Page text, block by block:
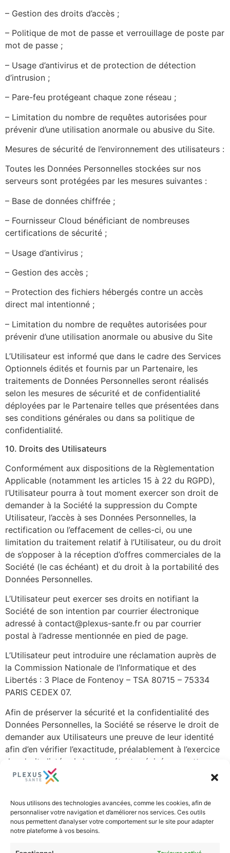
Nous utilisons des technologies avancées, comme les cookies, afin de
personnaliser votre navigation et d’améliorer nos services. Ces outils
nous permettent d’analyser votre comportement sur le site pour adapter
notre plateforme à vos besoins.
– Gestion des droits d’accès ;
– Politique de mot de passe et verrouillage de poste par
mot de passe ;
– Usage d’antivirus et de protection de détection
d’intrusion ;
– Pare-feu protégeant chaque zone réseau ;
– Limitation du nombre de requêtes autorisées pour
prévenir d’une utilisation anormale ou abusive du Site.
Mesures de sécurité de l’environnement des utilisateurs :
Toutes les Données Personnelles stockées sur nos
serveurs sont protégées par les mesures suivantes :
– Base de données chiffrée ;
– Fournisseur Cloud bénéficiant de nombreuses
certifications de sécurité ;
– Usage d’antivirus ;
– Gestion des accès ;
– Protection des fichiers hébergés contre un accès
direct mal intentionné ;
– Limitation du nombre de requêtes autorisées pour
prévenir d’une utilisation anormale ou abusive du Site
L’Utilisateur est informé que dans le cadre des Services
Optionnels édités et fournis par un Partenaire, les
traitements de Données Personnelles seront réalisés
selon les mesures de sécurité et de confidentialité
déployées par le Partenaire telles que présentées dans
ses conditions générales ou dans sa politique de
confidentialité.
10. Droits des Utilisateurs
Conformément aux dispositions de la Règlementation
Applicable (notamment les articles 15 à 22 du RGPD),
l’Utilisateur pourra à tout moment exercer son droit de
demander à la Société la suppression du Compte
Utilisateur, l’accès à ses Données Personnelles, la
rectification ou l’effacement de celles-ci, ou une
limitation du traitement relatif à l’Utilisateur, ou du droit
de s’opposer à la réception d’offres commerciales de la
Société (le cas échéant) et du droit à la portabilité des
Données Personnelles.
L’Utilisateur peut exercer ses droits en notifiant la
Société de son intention par courrier électronique
adressé à contact@plexus-sante.fr ou par courrier
postal à l’adresse mentionnée en pied de page.
L’Utilisateur peut introduire une réclamation auprès de
la Commission Nationale de l’Informatique et des
Libertés : 3 Place de Fontenoy – TSA 80715 – 75334
PARIS CEDEX 07.
Afin de préserver la sécurité et la confidentialité des
Données Personnelles, la Société se réserve le droit de
demander aux Utilisateurs une preuve de leur identité
afin d’en vérifier l’exactitude, préalablement à l’exercice
des droits listés ci-dessus ; étant précisé que cette
copie sera supprimée trente (30) jours après sa
réception par la Société.
La Société accuse réception des demandes des
Utilisateurs dans les meilleurs délais à compter de leur
réception et traite la demande dans un délai de (30)